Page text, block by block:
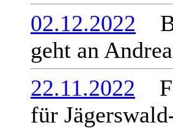
02.12.2022
geht an
22.11.2022
für